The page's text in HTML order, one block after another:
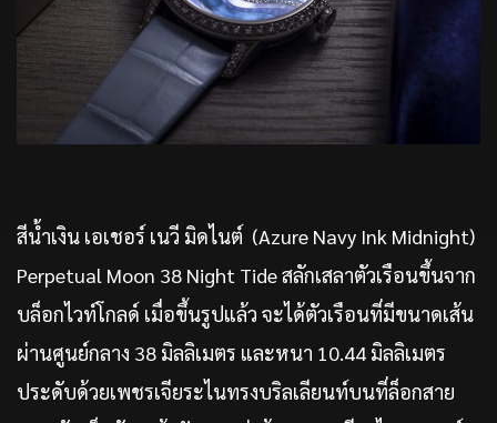
สีน้ำเงิน เอเชอร์ เนวี มิดไนต์ (Azure Navy Ink Midnight)
Perpetual Moon 38 Night Tide สลักเสลาตัวเรือนขึ้นจาก
บล็อกไวท์โกลด์ เมื่อขึ้นรูปแล้ว จะได้ตัวเรือนที่มีขนาดเส้น
ผ่านศูนย์กลาง 38 มิลลิเมตร และหนา 10.44 มิลลิเมตร
ประดับด้วยเพชรเจียระไนทรงบริลเลียนท์บนที่ล็อกสาย